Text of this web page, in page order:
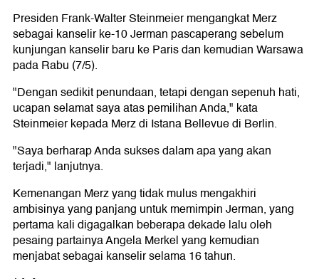
Presiden Frank-Walter Steinmeier mengangkat Merz
sebagai kanselir ke-10 Jerman pascaperang sebelum
kunjungan kanselir baru ke Paris dan kemudian Warsawa
pada Rabu (7/5).
"Dengan sedikit penundaan, tetapi dengan sepenuh hati,
ucapan selamat saya atas pemilihan Anda," kata
Steinmeier kepada Merz di Istana Bellevue di Berlin.
"Saya berharap Anda sukses dalam apa yang akan
terjadi," lanjutnya.
Kemenangan Merz yang tidak mulus mengakhiri
ambisinya yang panjang untuk memimpin Jerman, yang
pertama kali digagalkan beberapa dekade lalu oleh
pesaing partainya Angela Merkel yang kemudian
menjabat sebagai kanselir selama 16 tahun.